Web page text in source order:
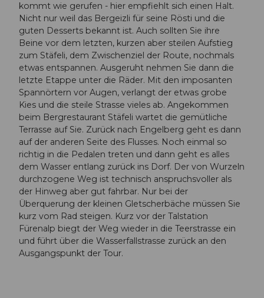
kommt wie gerufen - hier empfiehlt sich einen Halt.
Nicht nur weil das Bergeizli für seine Rösti und die
guten Desserts bekannt ist. Auch sollten Sie ihre
Beine vor dem letzten, kurzen aber steilen Aufstieg
zum Stäfeli, dem Zwischenziel der Route, nochmals
etwas entspannen. Ausgeruht nehmen Sie dann die
letzte Etappe unter die Räder. Mit den imposanten
Spannörtern vor Augen, verlangt der etwas grobe
Kies und die steile Strasse vieles ab. Angekommen
beim Bergrestaurant Stäfeli wartet die gemütliche
Terrasse auf Sie. Zurück nach Engelberg geht es dann
auf der anderen Seite des Flusses. Noch einmal so
richtig in die Pedalen treten und dann geht es alles
dem Wasser entlang zurück ins Dorf. Der von Wurzeln
durchzogene Weg ist technisch anspruchsvoller als
der Hinweg aber gut fahrbar. Nur bei der
Überquerung der kleinen Gletscherbäche müssen Sie
kurz vom Rad steigen. Kurz vor der Talstation
Fürenalp biegt der Weg wieder in die Teerstrasse ein
und führt über die Wasserfallstrasse zurück an den
Ausgangspunkt der Tour.